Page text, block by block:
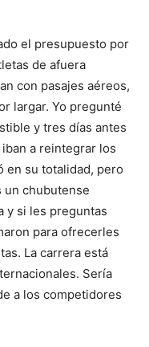
el presupuesto por
de afuera
con pasajes aéreos,
largar. Yo pregunté
y tres días antes
a reintegrar los
en su totalidad, pero
un chubutense
y si les preguntas
para ofrecerles
La carrera está
Sería
a los competidores